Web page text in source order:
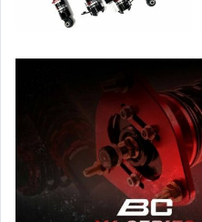
黑框尾燈.圓燈型尾燈.LED尾燈
前後保桿側燈.後保桿LED反光片
原廠型霧燈.晶鑽及燻黑霧燈.
各車系LED後保桿下霧燈
專用型魚眼霧燈.光圈魚眼霧燈
BMW光圈燈泡.CCFL光圈